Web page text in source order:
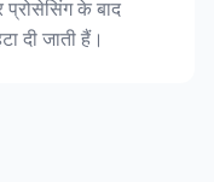
के बाद
दी जाती हैं।